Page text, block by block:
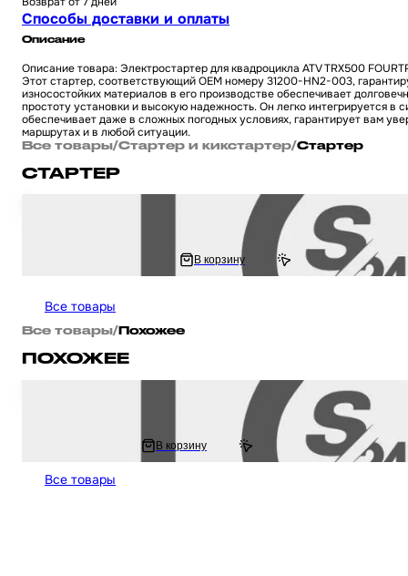
Способы доставки и оплаты
Описание
Описание товара: Электростартер для квадроцикла ATV TRX500
Этот стартер, соответствующий OEM номеру 31200-HN2-003,
износостойких материалов в его производстве обеспечивает
простоту установки и высокую надежность. Он легко интегрируется
обеспечивает даже в сложных погодных условиях, гарантирует вам
маршрутах и в любой ситуации.
Все товары/Стартер и кикстартер/Стартер
СТАРТЕР
Электростартер на квадроцикл ATV TRX250 EX/X 1997-2020, TE/TM
В корзину
Все товары
Все товары/Похожее
ПОХОЖЕЕ
Электростартер на квадроцикл ATV TRX450 FOURTRAX 2006-2014
В корзину
Все товары